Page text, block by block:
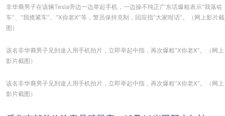
非华裔男子在该辆Tesla旁边一边举起手机，一边操不纯正广东话爆粗表示“我落咗
车”、“我揸紧车”、“X你老X”等，警员保持克制，回应指“大家咁话”。（网上影片截
图）
该名非华裔男子见到途人用手机拍片，立即举起中指，再次爆粗“X你老X”。（网上
影片截图）
该名非华裔男子见到途人用手机拍片，立即举起中指，再次爆粗“X你老X”。（网上
影片截图）